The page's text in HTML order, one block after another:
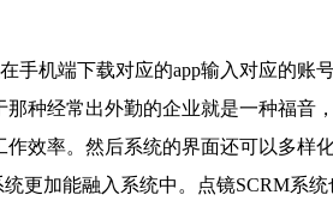
机端下载对应的app输入对应的账
种经常出外勤的企业就是一种福音
效率。然后系统的界面还可以多样
更加能融入系统中。点镜SCRM系